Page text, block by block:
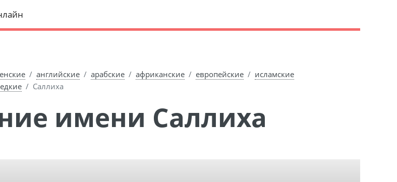
английские арабские африканские европейские
исламские
Саллиха
имени Саллиха